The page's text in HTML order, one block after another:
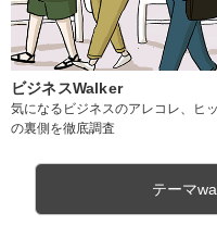
ビジネスWalker
気になるビジネスのアレコレ、ヒ
の裏側を徹底調査
テーマ